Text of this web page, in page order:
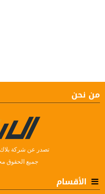
من نحن
تصدر عن شركة بلاك
جميع الحقوق
الأقسام